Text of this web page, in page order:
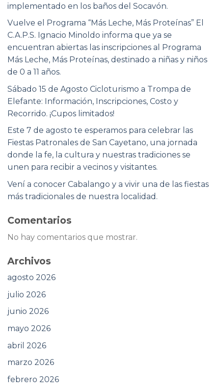
implementado en los baños del Socavón.
Vuelve el Programa “Más Leche, Más Proteínas” El
C.A.P.S. Ignacio Minoldo informa que ya se
encuentran abiertas las inscripciones al Programa
Más Leche, Más Proteínas, destinado a niñas y niños
de 0 a 11 años.
Sábado 15 de Agosto Cicloturismo a Trompa de
Elefante: Información, Inscripciones, Costo y
Recorrido. ¡Cupos limitados!
Este 7 de agosto te esperamos para celebrar las
Fiestas Patronales de San Cayetano, una jornada
donde la fe, la cultura y nuestras tradiciones se
unen para recibir a vecinos y visitantes.
Vení a conocer Cabalango y a vivir una de las fiestas
más tradicionales de nuestra localidad.
Comentarios
No hay comentarios que mostrar.
Archivos
agosto 2026
julio 2026
junio 2026
mayo 2026
abril 2026
marzo 2026
febrero 2026